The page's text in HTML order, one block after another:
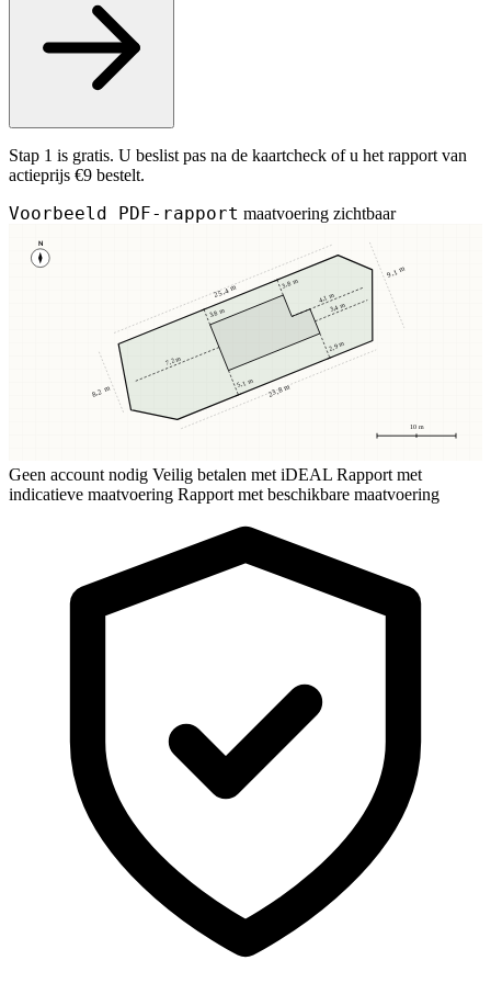
Stap 1 is gratis. U beslist pas na de kaartcheck of u het rapport van
actieprijs €9 bestelt.
Voorbeeld PDF-rapport maatvoering zichtbaar
N
10 m
3,8 m
3,8 m
5,1 m
2,9 m
7,2 m
3,4 m
4,1 m
25,4 m
23,8 m
8,2 m
9,1 m
Geen account nodig Veilig betalen met iDEAL Rapport met
indicatieve maatvoering Rapport met beschikbare maatvoering